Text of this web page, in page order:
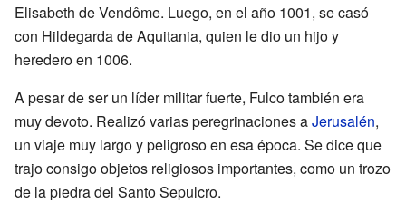
Elisabeth de Vendôme. Luego, en el año 1001, se casó
con Hildegarda de Aquitania, quien le dio un hijo y
heredero en 1006.
A pesar de ser un líder militar fuerte, Fulco también era
muy devoto. Realizó varias peregrinaciones aJerusalén,
un viaje muy largo y peligroso en esa época. Se dice que
trajo consigo objetos religiosos importantes, como un trozo
de la piedra del Santo Sepulcro.